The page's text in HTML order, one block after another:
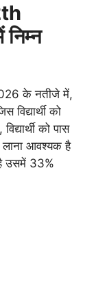
2026 के नतीजे में,
विद्यार्थी को
को पास
लाना आवश्यक है
उसमें 33%